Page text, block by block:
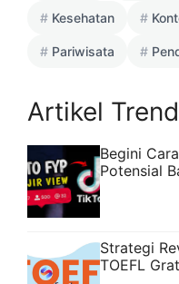
Kesehatan
Pariwisata
Artikel
Begini
Potensial
Strategi
TOEFL